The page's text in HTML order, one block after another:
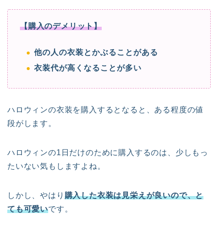
【購入のデメリット】
他の人の衣装とかぶることがある
衣装代が高くなることが多い
ハロウィンの衣装を購入するとなると、ある程度の値
段がします。
ハロウィンの1日だけのために購入するのは、少しもっ
たいない気もしますよね。
しかし、やはり 購入した衣装は見栄えが良いので、と
ても可愛いです。